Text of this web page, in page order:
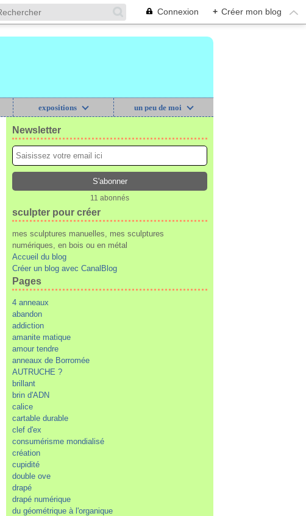
Connexion + Créer mon blog
expositions un peu de moi
Newsletter
11 abonnés
sculpter pour créer
mes sculptures manuelles, mes sculptures
numériques, en bois ou en métal
Accueil du blog
Créer un blog avec CanalBlog
Pages
4 anneaux
abandon
addiction
amanite matique
amour tendre
anneaux de Borromée
AUTRUCHE ?
brillant
brin d'ADN
calice
cartable durable
clef d'ex
consumérisme mondialisé
création
cupidité
double ove
drapé
drapé numérique
du géométrique à l'organique